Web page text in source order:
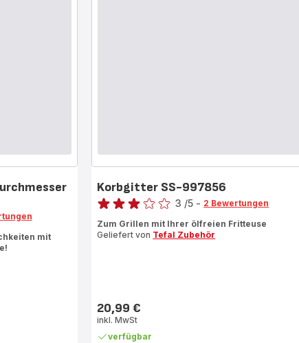
mit
Korbgitter SS-997856
Bewertung
mit
3 /5 - 2 Bewertungen
Zum Grillen mit Ihrer ölfreien Fritteuse
Geliefert von Tefal Zubehör
Preis
20,99 €
inkl. MwSt
verfügbar